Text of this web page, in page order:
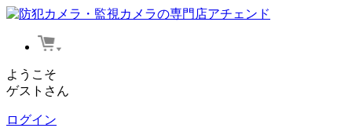
ようこそ
ゲストさん
ログイン